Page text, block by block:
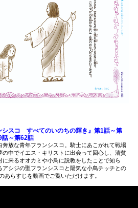
シスコ すべてのいのちの輝き』第1話～第
話～第62話
放な青年フランシスコ。騎士にあこがれて戦場
中でイエス・キリストに出会って回心し、清貧
来るオオカミや小鳥に説教をしたことで知ら
シジの聖フランシスコと陽気な小鳥チッチとの
あらすじを動画でご覧いただけます。